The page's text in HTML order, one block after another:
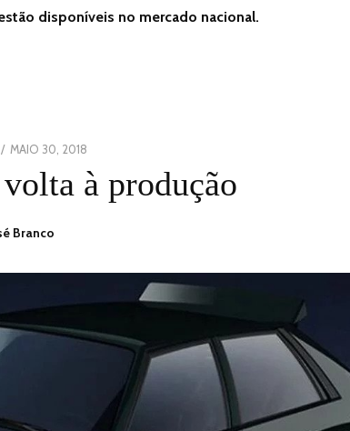
disponíveis no mercado nacional.
POSTED
MAIO 30, 2018
à produção
Branco